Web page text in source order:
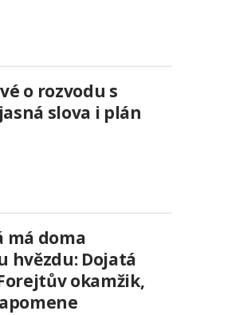
o rozvodu s
slova i plán
má doma
hvězdu: Dojatá
okamžik,